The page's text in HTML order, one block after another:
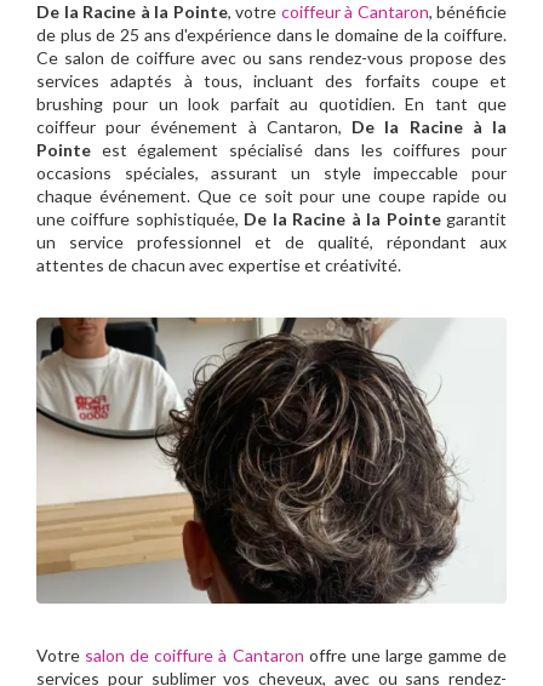
De la Racine à la Pointe, votre coiffeur à Cantaron, bénéficie
de plus de 25 ans d'expérience dans le domaine de la coiffure.
Ce salon de coiffure avec ou sans rendez-vous propose des
services adaptés à tous, incluant des forfaits coupe et
brushing pour un look parfait au quotidien. En tant que
coiffeur pour événement à Cantaron, De la Racine à la
Pointe est également spécialisé dans les coiffures pour
occasions spéciales, assurant un style impeccable pour
chaque événement. Que ce soit pour une coupe rapide ou
une coiffure sophistiquée, De la Racine à la Pointegarantit
un service professionnel et de qualité, répondant aux
attentes de chacun avec expertise et créativité.
Votre salon de coiffure à Cantaron offre une large gamme de
services pour sublimer vos cheveux, avec ou sans rendez-